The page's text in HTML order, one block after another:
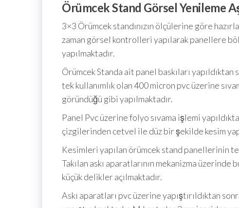
Örümcek Stand Görsel Yenileme
3×3 Örümcek standınızın ölçülerine göre
zaman görsel kontrolleri yapılarak panellere
yapılmaktadır.
Örümcek Standa ait panel baskıları
tek kullanımlık olan 400 micron pvc üzerine
göründüğü gibi yapılmaktadır.
Panel Pvc üzerine folyo sıvama işlemi
çizgilerinden cetvel ile düz bir şekilde kesim
Kesimleri yapılan örümcek stand panellerinin
Takılan askı aparatlarının mekanizma üzerinde
küçük delikler açılmaktadır.
Askı aparatları pvc üzerine yapıştırıldıktan